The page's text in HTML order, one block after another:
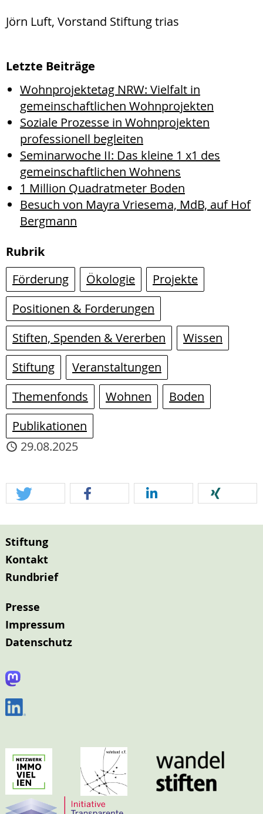
Jörn Luft, Vorstand Stiftung trias
Letzte Beiträge
Wohnprojektetag NRW: Vielfalt in
gemeinschaftlichen Wohnprojekten
Soziale Prozesse in Wohnprojekten
professionell begleiten
Seminarwoche II: Das kleine 1 x1 des
gemeinschaftlichen Wohnens
1 Million Quadratmeter Boden
Besuch von Mayra Vriesema, MdB, auf Hof
Bergmann
Rubrik
Förderung
Ökologie
Projekte
Positionen & Forderungen
Stiften, Spenden & Vererben
Wissen
Stiftung
Veranstaltungen
Themenfonds
Wohnen
Boden
Publikationen
29.08.2025
Stiftung
Kontakt
Rundbrief
Presse
Impressum
Datenschutz